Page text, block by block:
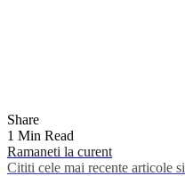
Share
1 Min Read
Ramaneti la curent
Cititi cele mai recente articole